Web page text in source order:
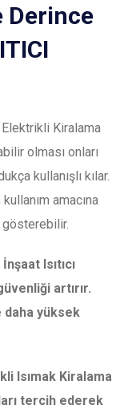
Derince
Elektrikli Kiralama
olması onları
kullanışlı kılar.
amacına
Isıtıcı
artırır.
yüksek
Isımak Kiralama
tercih ederek